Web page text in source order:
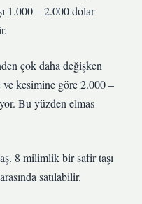
1.000 – 2.000 dolar
çok daha değişken
kesimine göre 2.000 –
Bu yüzden elmas
8 milimlik bir safir taşı
satılabilir.